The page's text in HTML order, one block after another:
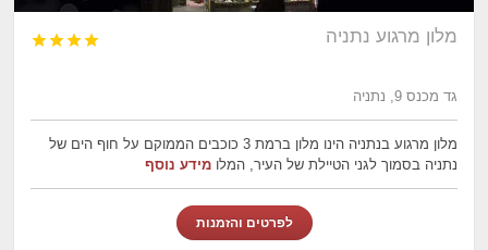
מלון מרגוע נתניה 



גד מכנס 9, נתניה
מלון מרגוע בנתניה הינו מלון ברמת 3 כוכבים הממוקם על חוף הים של
נתניה בסמוך לגני הטיילת של העיר, המלומידע נוסף
לפרטים והזמנות